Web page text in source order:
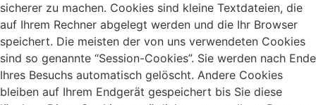
sicherer zu machen. Cookies sind kleine Textdateien, die
auf Ihrem Rechner abgelegt werden und die Ihr Browser
speichert. Die meisten der von uns verwendeten Cookies
sind so genannte “Session-Cookies”. Sie werden nach Ende
Ihres Besuchs automatisch gelöscht. Andere Cookies
bleiben auf Ihrem Endgerät gespeichert bis Sie diese